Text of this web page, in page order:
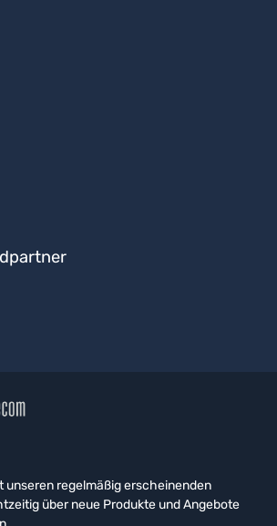
unseren regelmäßig erscheinenden
über neue Produkte und Angebote